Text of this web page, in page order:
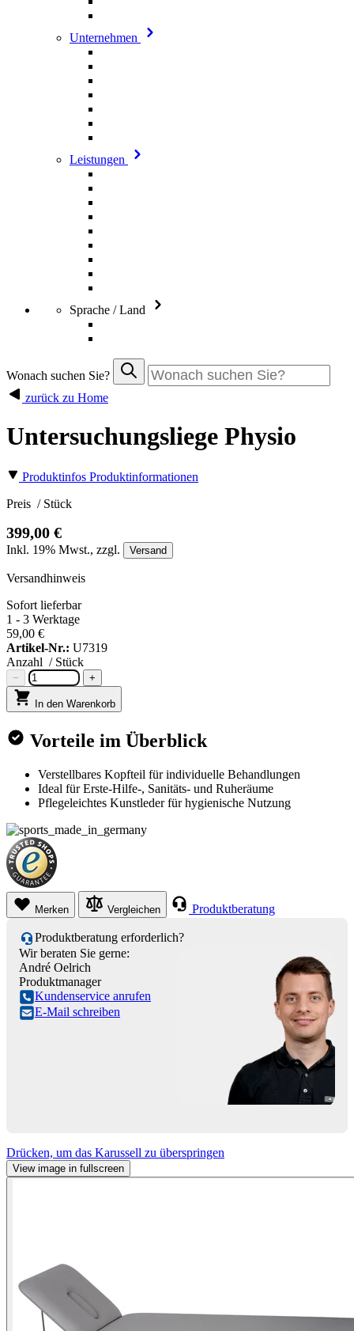
Unternehmen
Leistungen
Sprache / Land
Wonach suchen Sie?
zurück zu Home
Untersuchungsliege Physio
Produktinfos Produktinformationen
Preis / Stück
399,00 €
Inkl. 19% Mwst., zzgl. Versand
Versandhinweis
Sofort lieferbar
1 - 3 Werktage
59,00 €
Artikel-Nr.: U7319
Anzahl / Stück
− +
In den Warenkorb
Vorteile im Überblick
Verstellbares Kopfteil für individuelle Behandlungen
Ideal für Erste-Hilfe-, Sanitäts- und Ruheräume
Pflegeleichtes Kunstleder für hygienische Nutzung
Merken Vergleichen Produktberatung
Produktberatung erforderlich?
Wir beraten Sie gerne:
André Oelrich
Produktmanager
Kundenservice anrufen
E-Mail schreiben
Drücken, um das Karussell zu überspringen
View image in fullscreen